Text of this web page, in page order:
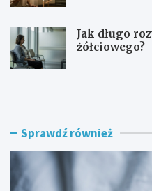
Jak długo
żółciowego?
O
i
e
B
o
d
Sprawdź również